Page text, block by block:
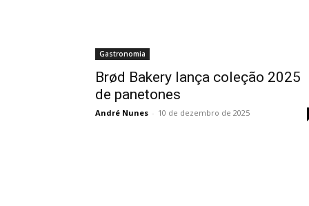
Gastronomia
Brød Bakery lança coleção 2025
de panetones
André Nunes - 10 de dezembro de 2025